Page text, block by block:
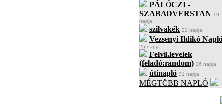
PÁLÓCZI -
SZABADVERSTAN 19
napja
szilvakék 22 napja
Vezsenyi Ildikó
25 napja
Felvil.levelek
(feladó:random) 26 napja
útinapló 31 napja
MÉGTÖBB NAPLÓ